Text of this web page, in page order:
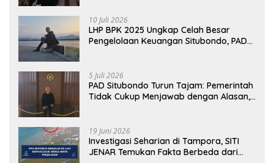
10 Juli 2026
LHP BPK 2025 Ungkap Celah Besar
Pengelolaan Keuangan Situbondo, PAD
5 Juli 2026
PAD Situbondo Turun Tajam: Pemerintah
Tidak Cukup Menjawab dengan Alasan,
19 Juni 2026
Investigasi Seharian di Tampora, SITI
JENAR Temukan Fakta Berbeda dari